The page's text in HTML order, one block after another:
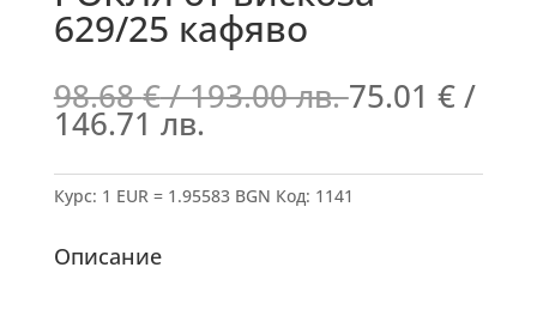
629/25 кафяво
98.68€/ 193.00 лв.75.01 €/
146.71 лв.
Курс: 1 EUR = 1.95583 BGN Код: 1141
Описание